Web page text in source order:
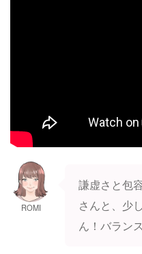
ROMI
謙虚さと包
さんと、少
ん！バラン